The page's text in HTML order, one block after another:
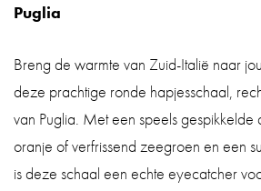
aantal
Puglia
Breng de warmte van Zuid-Italië naar
deze prachtige ronde hapjesschaal,
van Puglia. Met een speels gespikkelde
oranje of verfrissend zeegroen en een
is deze schaal een echte eyecatcher